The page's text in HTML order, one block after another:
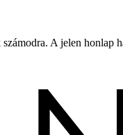
A jelen honlap